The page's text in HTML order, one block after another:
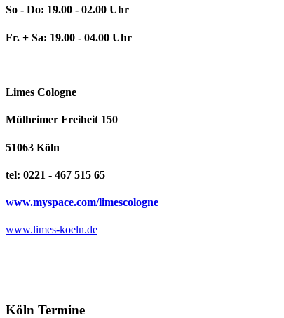
So - Do: 19.00 - 02.00 Uhr
Fr. + Sa: 19.00 - 04.00 Uhr
Limes Cologne
Mülheimer Freiheit 150
51063 Köln
tel: 0221 - 467 515 65
www.myspace.com/limescologne
www.limes-koeln.de
Köln Termine